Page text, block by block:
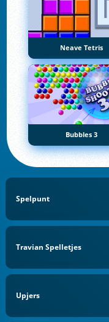
Neave Tetris
Bubbles 3
Spelpunt
Travian Spelletjes
Upjers